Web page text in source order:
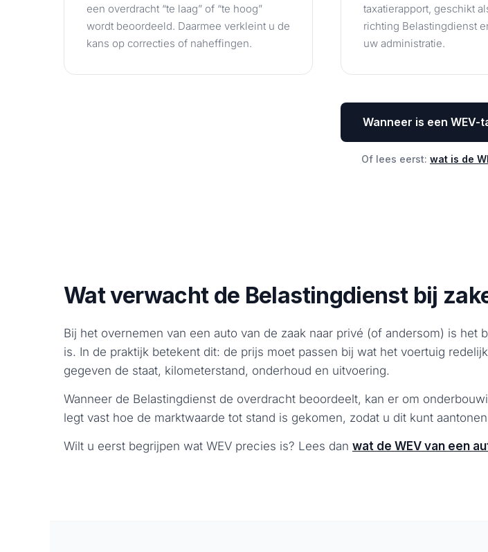
een overdracht “te laag” of “te hoog”
wordt beoordeeld. Daarmee verkleint u de
kans op correcties of naheffingen.
taxatierapport, geschikt
richting Belastingdienst
uw administratie.
Wanneer is een WEV-
Of lees eerst: wat is de
Wat verwacht de Belastingdienst bij
Bij het overnemen van een auto van de zaak naar privé (of andersom) is het
is. In de praktijk betekent dit: de prijs moet passen bij wat het voertuig
gegeven de staat, kilometerstand, onderhoud en uitvoering.
Wanneer de Belastingdienst de overdracht beoordeelt, kan er om
legt vast hoe de marktwaarde tot stand is gekomen, zodat u dit kunt
Wilt u eerst begrijpen wat WEV precies is? Lees dan wat de WEV van een